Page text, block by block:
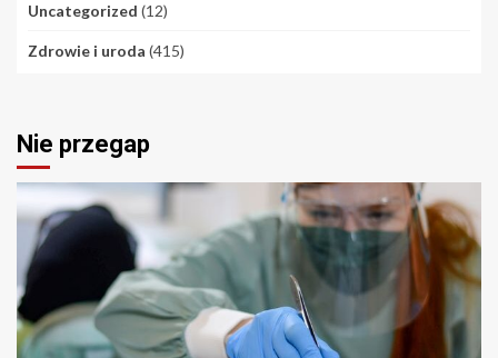
Uncategorized (12)
Zdrowie i uroda (415)
Nie przegap